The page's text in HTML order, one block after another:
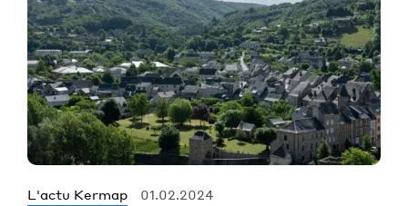
L'actu Kermap 01.02.2024